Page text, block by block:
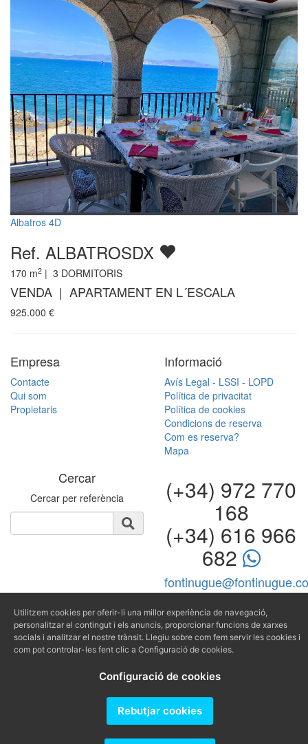
Albatros 4D
Ref. ALBATROSDX
170 m2 | 3 DORMITORIS
VENDA | APARTAMENT EN L´ESCALA
925.000 €
Empresa
Contacte
Qui som
Propietaris
Informació
Avís Legal - LSSI - LOPD
Política de privacitat
Política de cookies
Condicions de reserva
Com es reserva?
Mapa
Cercar
Cercar per referència (+34) 972 770
168
(+34) 616 966
682
Utilitzem cookies per oferir-li una millor experiència de navegació,
personalitzar el contingut i els anuncis, proporcionar funcions de xarxes
socials i analitzar el nostre trànsit. Llegiu sobre com fem servir les cookies i
com pot controlar-les fent clic a Configuració de cookies.
Configuració de cookies
Rebutjar cookies